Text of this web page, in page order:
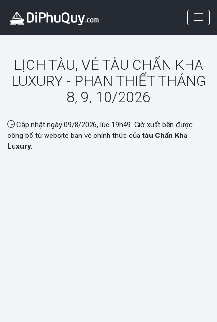
LỊCH TÀU, VÉ TÀU CHẤN KHA
LUXURY - PHAN THIẾT THÁNG
8, 9, 10/2026
Cập nhật ngày 09/8/2026, lúc 19h49. Giờ xuất bến được
công bố từ website bán vé chính thức củatàu Chấn Kha
Luxury.